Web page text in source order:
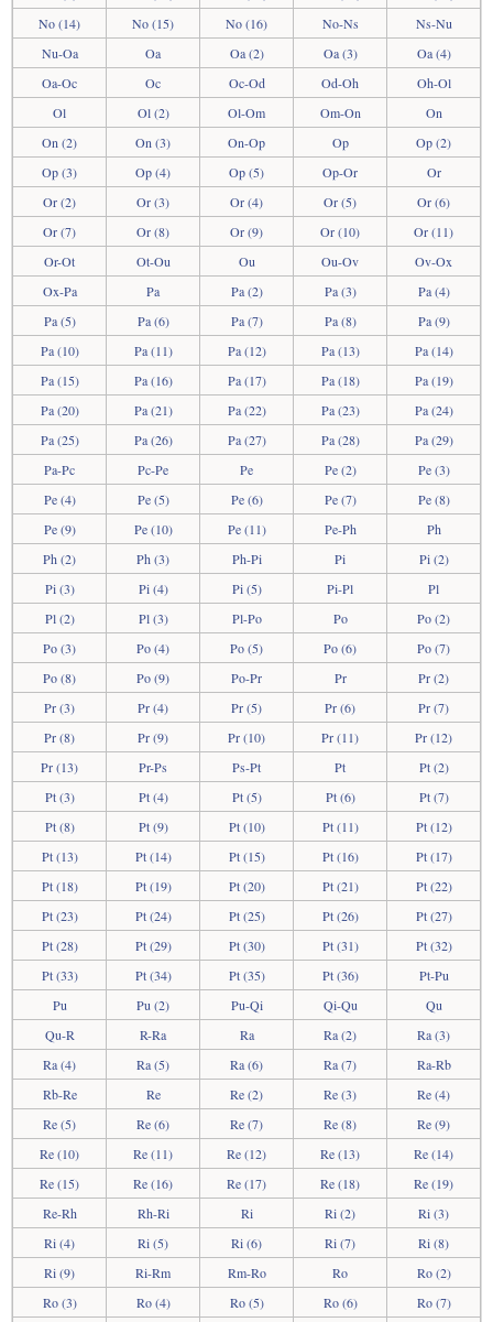
No (14)
No (15) No (16) No-Ns
Ns-Nu
Nu-Oa
Oa Oa (2) Oa (3)
Oa (4)
Oa-Oc
Oc Oc-Od Od-Oh
Oh-Ol
Ol
Ol (2) Ol-Om Om-On
On
On (2)
On (3) On-Op Op
Op (2)
Op (3)
Op (4) Op (5) Op-Or
Or
Or (2)
Or (3) Or (4) Or (5)
Or (6)
Or (7)
Or (8) Or (9) Or (10)
Or (11)
Or-Ot
Ot-Ou Ou Ou-Ov
Ov-Ox
Ox-Pa
Pa Pa (2) Pa (3)
Pa (4)
Pa (5)
Pa (6) Pa (7) Pa (8)
Pa (9)
Pa (10)
Pa (11) Pa (12) Pa (13)
Pa (14)
Pa (15)
Pa (16) Pa (17) Pa (18)
Pa (19)
Pa (20)
Pa (21) Pa (22) Pa (23)
Pa (24)
Pa (25)
Pa (26) Pa (27) Pa (28)
Pa (29)
Pa-Pc
Pc-Pe Pe Pe (2)
Pe (3)
Pe (4)
Pe (5) Pe (6) Pe (7)
Pe (8)
Pe (9)
Pe (10) Pe (11) Pe-Ph
Ph
Ph (2)
Ph (3) Ph-Pi Pi
Pi (2)
Pi (3)
Pi (4) Pi (5) Pi-Pl
Pl
Pl (2)
Pl (3) Pl-Po Po
Po (2)
Po (3)
Po (4) Po (5) Po (6)
Po (7)
Po (8)
Po (9) Po-Pr Pr
Pr (2)
Pr (3)
Pr (4) Pr (5) Pr (6)
Pr (7)
Pr (8)
Pr (9) Pr (10) Pr (11)
Pr (12)
Pr (13)
Pr-Ps Ps-Pt Pt
Pt (2)
Pt (3)
Pt (4) Pt (5) Pt (6)
Pt (7)
Pt (8)
Pt (9) Pt (10) Pt (11)
Pt (12)
Pt (13)
Pt (14) Pt (15) Pt (16)
Pt (17)
Pt (18)
Pt (19) Pt (20) Pt (21)
Pt (22)
Pt (23)
Pt (24) Pt (25) Pt (26)
Pt (27)
Pt (28)
Pt (29) Pt (30) Pt (31)
Pt (32)
Pt (33)
Pt (34) Pt (35) Pt (36)
Pt-Pu
Pu
Pu (2) Pu-Qi Qi-Qu
Qu
Qu-R
R-Ra Ra Ra (2)
Ra (3)
Ra (4)
Ra (5) Ra (6) Ra (7)
Ra-Rb
Rb-Re
Re Re (2) Re (3)
Re (4)
Re (5)
Re (6) Re (7) Re (8)
Re (9)
Re (10)
Re (11) Re (12) Re (13)
Re (14)
Re (15)
Re (16) Re (17) Re (18)
Re (19)
Re-Rh
Rh-Ri Ri Ri (2)
Ri (3)
Ri (4)
Ri (5) Ri (6) Ri (7)
Ri (8)
Ri (9)
Ri-Rm Rm-Ro Ro
Ro (2)
Ro (3)
Ro (4) Ro (5) Ro (6)
Ro (7)